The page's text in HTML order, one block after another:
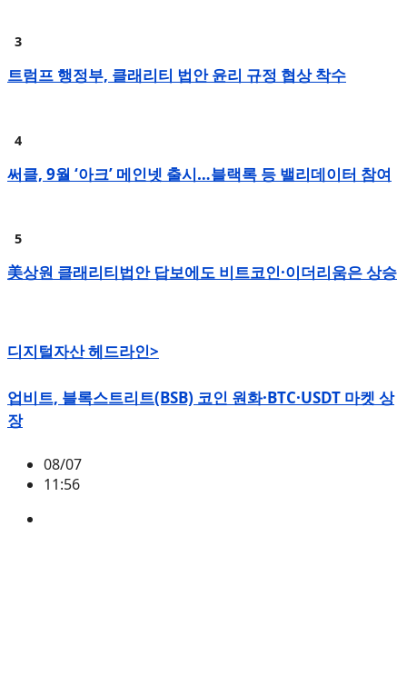
트럼프 행정부, 클래리티 법안 윤리 규정 협상 착수
써클, 9월 ‘아크’ 메인넷 출시…블랙록 등 밸리데이터 참여
美상원 클래리티법안 답보에도 비트코인·이더리움은 상승
디지털자산 헤드라인>
업비트, 블록스트리트(BSB) 코인 원화·BTC·USDT 마켓 상
장
08/07
11:56